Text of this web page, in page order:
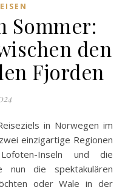
Sommer:
den
Fjorden
einzigartige Regionen
Inseln und die
nun die spektakulären
oder Wale in der